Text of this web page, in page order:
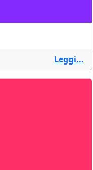
Leggi...